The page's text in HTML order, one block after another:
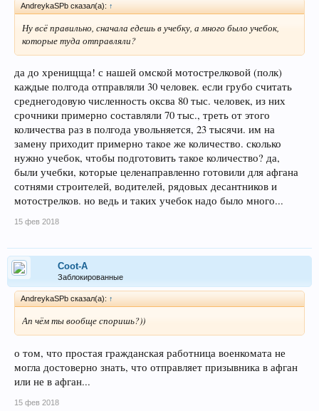
AndreykaSPb сказал(а): ↑
Ну всё правильно, сначала едешь в учебку, а много было учебок,
которые туда отправляли?
да до хренищща! с нашей омской мотострелковой (полк)
каждые полгода отправляли 30 человек. если грубо считать
среднегодовую численность оксва 80 тыс. человек, из них
срочники примерно составляли 70 тыс., треть от этого
количества раз в полгода увольняется, 23 тысячи. им на
замену приходит примерно такое же количество. сколько
нужно учебок, чтобы подготовить такое количество? да,
были учебки, которые целенаправленно готовили для афгана
сотнями строителей, водителей, рядовых десантников и
мотострелков. но ведь и таких учебок надо было много...
15 фев 2018
Coot-A
Заблокированные
AndreykaSPb сказал(а): ↑
Ап чём ты вообще споришь?))
о том, что простая гражданская работница военкомата не
могла достоверно знать, что отправляет призывника в афган
или не в афган...
15 фев 2018